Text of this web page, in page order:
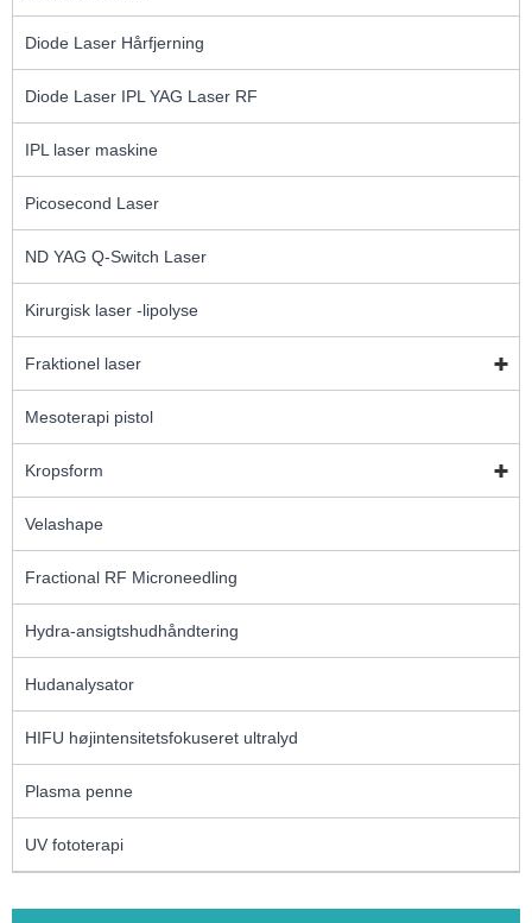
Diode Laser Hårfjerning
Diode Laser IPL YAG Laser RF
IPL laser maskine
Picosecond Laser
ND YAG Q-Switch Laser
Kirurgisk laser -lipolyse
Fraktionel laser
Mesoterapi pistol
Kropsform
Velashape
Fractional RF Microneedling
Hydra-ansigtshudhåndtering
Hudanalysator
HIFU højintensitetsfokuseret ultralyd
Plasma penne
UV fototerapi